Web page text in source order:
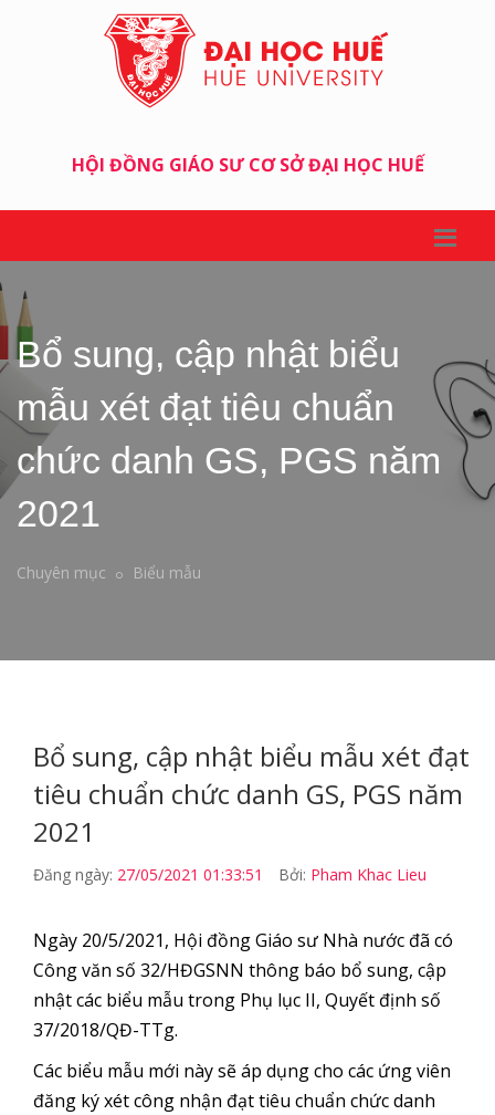
HỘI ĐỒNG GIÁO SƯ CƠ SỞ ĐẠI HỌC HUẾ
Bổ sung, cập nhật biểu
mẫu xét đạt tiêu chuẩn
chức danh GS, PGS năm
2021
Chuyên mục Biểu mẫu
Bổ sung, cập nhật biểu mẫu xét đạt
tiêu chuẩn chức danh GS, PGS năm
2021
Đăng ngày: 27/05/2021 01:33:51 Bởi: Pham Khac Lieu
Ngày 20/5/2021, Hội đồng Giáo sư Nhà nước đã có
Công văn số 32/HĐGSNN thông báo bổ sung, cập
nhật các biểu mẫu trong Phụ lục II, Quyết định số
37/2018/QĐ-TTg.
Các biểu mẫu mới này sẽ áp dụng cho các ứng viên
đăng ký xét công nhận đạt tiêu chuẩn chức danh